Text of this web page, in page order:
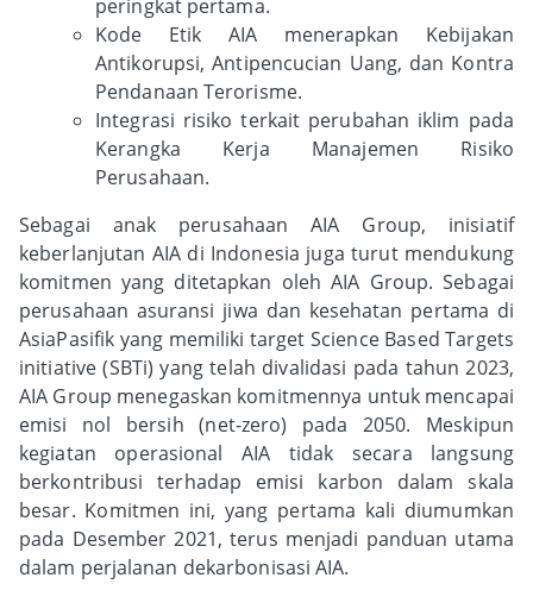
peringkat pertama.
Kode Etik AIA menerapkan Kebijakan
Antikorupsi, Antipencucian Uang, dan Kontra
Pendanaan Terorisme.
Integrasi risiko terkait perubahan iklim pada
Kerangka Kerja Manajemen Risiko
Perusahaan.
Sebagai anak perusahaan AIA Group, inisiatif
keberlanjutan AIA di Indonesia juga turut mendukung
komitmen yang ditetapkan oleh AIA Group. Sebagai
perusahaan asuransi jiwa dan kesehatan pertama di
AsiaPasifik yang memiliki target Science Based Targets
initiative (SBTi) yang telah divalidasi pada tahun 2023,
AIA Group menegaskan komitmennya untuk mencapai
emisi nol bersih (net-zero) pada 2050. Meskipun
kegiatan operasional AIA tidak secara langsung
berkontribusi terhadap emisi karbon dalam skala
besar. Komitmen ini, yang pertama kali diumumkan
pada Desember 2021, terus menjadi panduan utama
dalam perjalanan dekarbonisasi AIA.